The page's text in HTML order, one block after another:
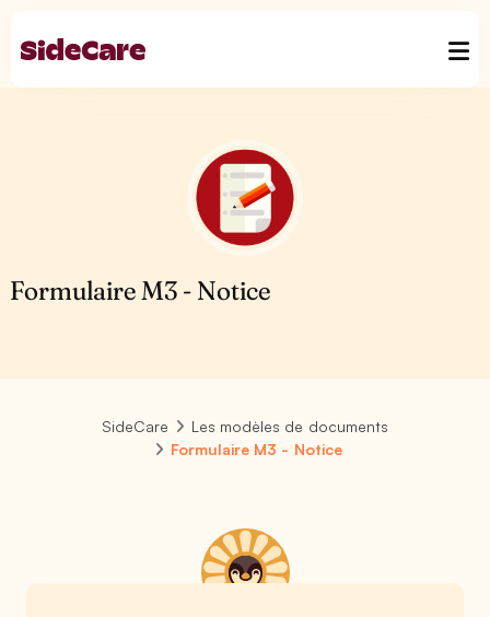
Formulaire M3 - Notice
SideCare
Les modèles de documents
Formulaire M3 - Notice